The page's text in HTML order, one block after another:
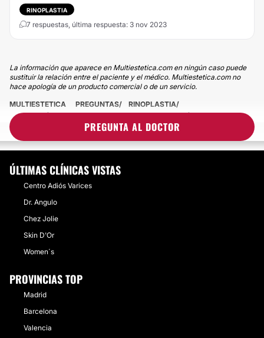
RINOPLASTIA
7 respuestas, última respuesta: 3 nov 2023
La información que aparece en Multiestetica.com en ningún caso puede
sustituir la relación entre el paciente y el médico. Multiestetica.com no
hace apología de un producto comercial o de un servicio.
PREGUNTA AL DOCTOR
MULTIESTETICA PREGUNTAS
RINOPLASTIA
¿POR QUÉ SE CAE LA PUNTA DE LA NARIZ DESPUÉS DE UNA
ÚLTIMAS CLÍNICAS VISTAS
Centro Adiós Varices
Dr. Angulo
Chez Jolie
Skin D'Or
Women´s
PROVINCIAS TOP
Madrid
Barcelona
Valencia